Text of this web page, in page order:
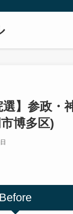
選】参政
博多区)
Before